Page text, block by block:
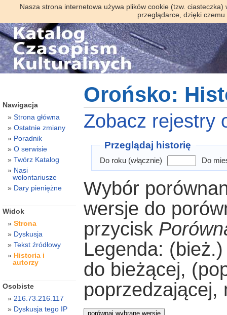
Nasza strona internetowa używa plików cookie (tzw.
przeglądarce, dzięki
Orońsko:
Zobacz rejestry
Przeglądaj historię
Do roku (włącznie) Do
Wybór
wersje do
przycisk
Legenda:
do bieżącej,
poprzedzającej,
Nawigacja
Strona główna
Ostatnie zmiany
Poradnik
O serwisie
Twórz Katalog
Nasi
wolontariusze
Dary pieniężne
Widok
Strona
Dyskusja
Tekst źródłowy
Historia i
autorzy
Osobiste
216.73.216.117
Dyskusja tego IP